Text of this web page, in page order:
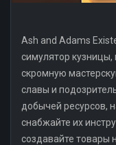
Ash and Adams
симулятор кузницы,
скромную
славы и
добычей ресурсов,
снабжайте их
создавайте товары